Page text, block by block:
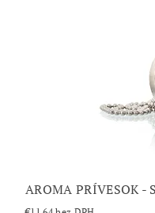
AROMA PRÍVESOK -